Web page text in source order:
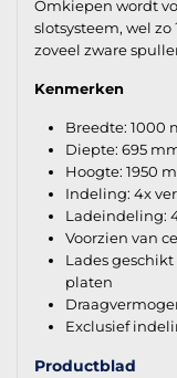
Omkiepen wordt
slotsysteem, wel
zoveel zware
Kenmerken
Breedte: 1000
Diepte: 695
Hoogte: 1950
Indeling: 4x
Ladeindeling:
Voorzien van
Lades
platen
Exclusief
Productblad